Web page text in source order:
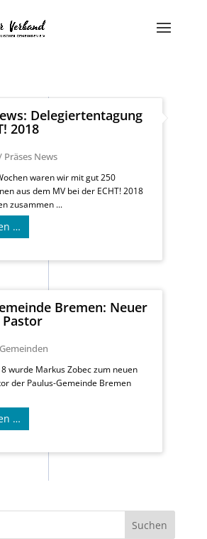
Delegiertentagung
2018
Präses News
waren wir mit gut 250
aus dem MV bei der ECHT! 2018
zusammen ...
…
Bremen: Neuer
Gemeinden
wurde Markus Zobec zum neuen
der Paulus-Gemeinde Bremen
…